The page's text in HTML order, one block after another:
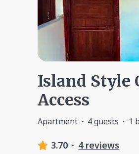
Island Style
Access
Apartment · 4 guests · 1
3.70 · 4 reviews